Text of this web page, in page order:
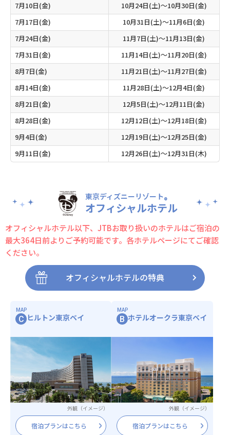
7月10日(金)
7月17日(金)
7月24日(金)
7月31日(金)
8月7日(金)
8月14日(金)
8月21日(金)
8月28日(金)
9月4日(金)
9月11日(金)
10月24日(土)～10月30日(金)
10月31日(土)～11月6日(金)
11月7日(土)～11月13日(金)
11月14日(土)～11月20日(金)
11月21日(土)～11月27日(金)
11月28日(土)～12月4日(金)
12月5日(土)～12月11日(金)
12月12日(土)～12月18日(金)
12月19日(土)～12月25日(金)
12月26日(土)～12月31日(木)
東京ディズニーリゾート®
オフィシャルホテル
オフィシャルホテル以下、JTBお取り扱いのホテルはご宿泊の
最大364日前よりご予約可能です。 各ホテルページにてご確認
ください。
オフィシャルホテルの特典
MAP
C ヒルトン東京ベイ
外観（イメージ）
宿泊プランはこちら
MAP
B ホテルオークラ東京ベイ
外観（イメージ）
宿泊プランはこちら